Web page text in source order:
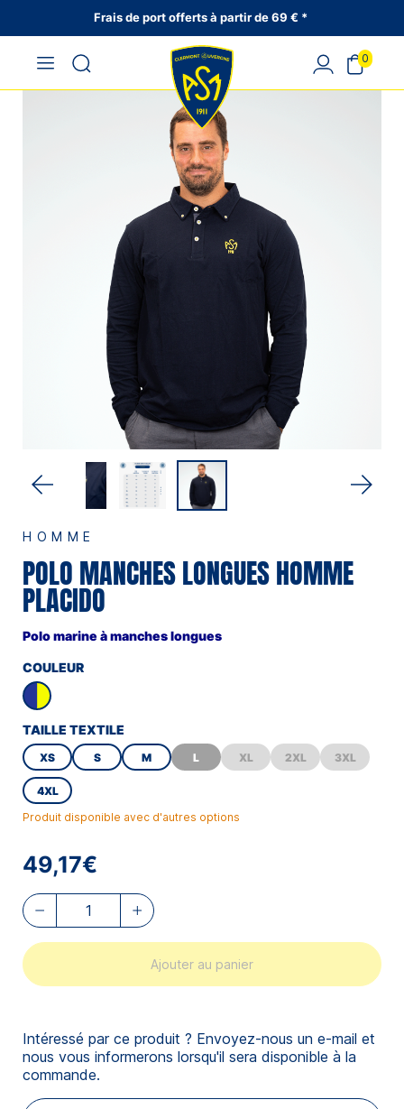
Frais de port offerts à partir de 69 € *
HOMME
POLO MANCHES LONGUES HOMME
PLACIDO
Polo marine à manches longues
COULEUR
TAILLE TEXTILE
XS S M L XL 2XL 3XL
4XL
Produit disponible avec d'autres options
49,17€
Ajouter au panier
Intéressé par ce produit ? Envoyez-nous un e-mail et
nous vous informerons lorsqu'il sera disponible à la
commande.
0